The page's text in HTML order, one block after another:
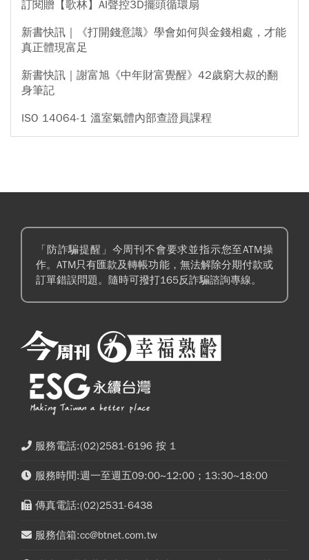
訂閱贈【歌林】AI聲控3D擺頭循環扇
新書快訊｜《打開錢意識》學會如何與金錢相處，才能
真正體現富足
新書快訊｜謝富旭《中年財富覺醒》42歲窮大叔的翻
身筆記
ISO 14064-1 溫室氣體內部查證員課程
「防詐騙提醒」今周刊不會要求並指示您至ATM操
作。ATM只有匯款及轉帳功能，無法解除分期付款或
訂單錯誤問題。隨時可撥打165反詐騙諮詢專線。
服務電話:(02)2581-6196 按 1
服務時間:週一至週五09:00~12:00；13:30~18:00
傳真電話:(02)2531-6438
服務信箱:cc@btnet.com.tw